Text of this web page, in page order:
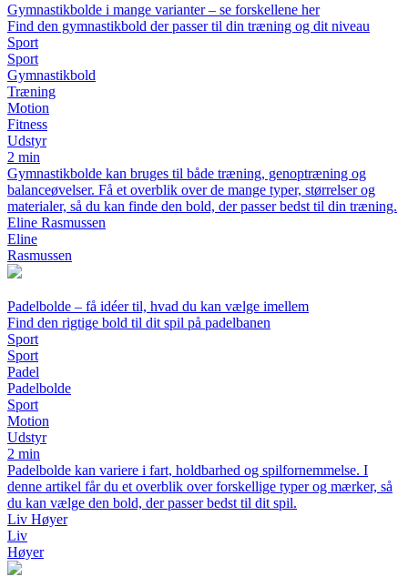
Gymnastikbolde i mange varianter – se forskellene her
Find den gymnastikbold der passer til din træning og dit niveau
Sport
Sport
Gymnastikbold
Træning
Motion
Fitness
Udstyr
2 min
Gymnastikbolde kan bruges til både træning, genoptræning og
balanceøvelser. Få et overblik over de mange typer, størrelser og
materialer, så du kan finde den bold, der passer bedst til din træning.
Eline Rasmussen
Eline
Rasmussen
Padelbolde – få idéer til, hvad du kan vælge imellem
Find den rigtige bold til dit spil på padelbanen
Sport
Sport
Padel
Padelbolde
Sport
Motion
Udstyr
2 min
Padelbolde kan variere i fart, holdbarhed og spilfornemmelse. I
denne artikel får du et overblik over forskellige typer og mærker, så
du kan vælge den bold, der passer bedst til dit spil.
Liv Høyer
Liv
Høyer